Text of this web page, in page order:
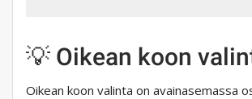
💡 Oikean koon
Oikean koon valinta on avainasemassa